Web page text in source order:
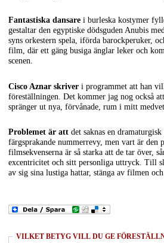
Fantastiska dansare i burleska kostymer
gestaltar den egyptiske dödsguden Anubis
syns orkestern spela, iförda barockperuker,
film, där ett gäng busiga änglar leker och
scenen.
Cisco Aznar skriver i programmet att han
föreställningen. Det kommer jag nog också
spränger ut nya, förvånade, rum i mitt
Problemet är att det saknas en
färgsprakande nummerrevy, men vart är den
filmsekvenserna är så starka att de tar över,
excentricitet och sitt personliga uttryck. Till
av sig sina lustiga hattar, stänga av filmen
VILKET BETYG VILL DU GE